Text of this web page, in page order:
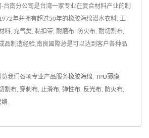
台南分公司是台湾一家专业在复合材料产业的制
年并拥有超过50年的橡胶海绵潜水衣料, 工
料, 充气类, 黏扣带, 耐磨布, 防火布, 耐切割布,
品制造经验,南良國際总是可以达到客户各种品
我们各项专业产品服务橡胶海绵 TPU薄膜
割布 穿刺布 止滑布 弹性布 反光布 防火布
络